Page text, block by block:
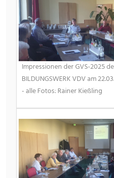
Impressionen der GVS-2025
BILDUNGSWERK VDV am
- alle Fotos: Rainer Kießling